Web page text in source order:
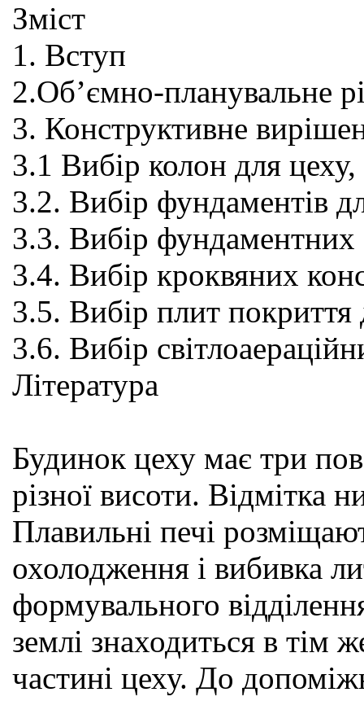
Зміст
1. Вступ
2.Об’ємно-планувальне
3. Конструктивне
3.1 Вибір колон для
3.2. Вибір фундаментів
3.3. Вибір фундаментних
3.4. Вибір кроквяних
3.5. Вибір плит покриття
3.6. Вибір
Література
Будинок цеху має три
різної висоти. Відмітка
Плавильні печі
охолодження і вибивка
формувального
землі знаходиться в тім
частині цеху. До